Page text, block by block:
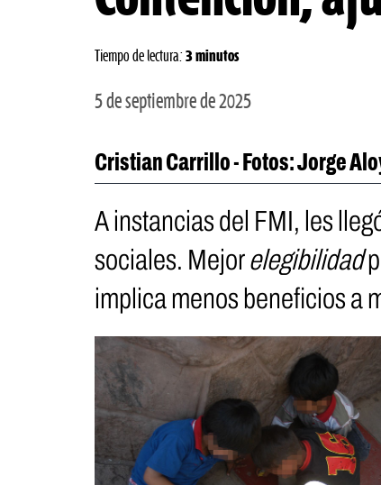
Tiempo de lectura: 3 minutos
5 de septiembre de 2025
Cristian Carrillo - Fotos: Jorge
A instancias del FMI, les
sociales. Mejorelegibilidad
implica menos beneficios a